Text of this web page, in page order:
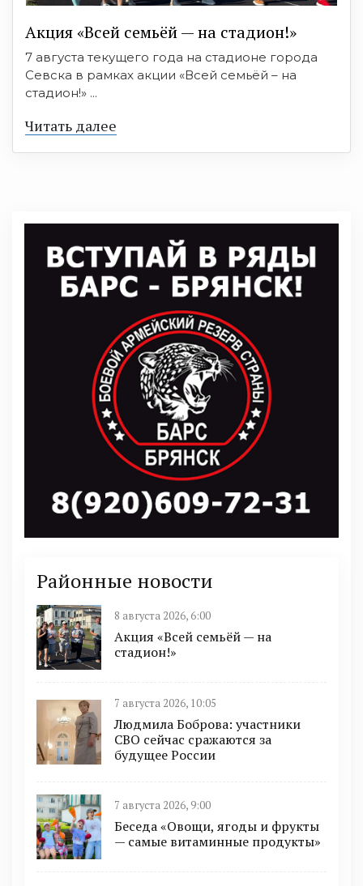
Акция «Всей семьёй — на стадион!»
7 августа текущего года на стадионе города
Севска в рамках акции «Всей семьёй – на
стадион!» ...
Читать далее
Районные новости
8 августа 2026, 6:00
Акция «Всей семьёй — на
стадион!»
7 августа 2026, 10:05
Людмила Боброва: участники
СВО сейчас сражаются за
будущее России
7 августа 2026, 9:00
Беседа «Овощи, ягоды и фрукты
— самые витаминные продукты»